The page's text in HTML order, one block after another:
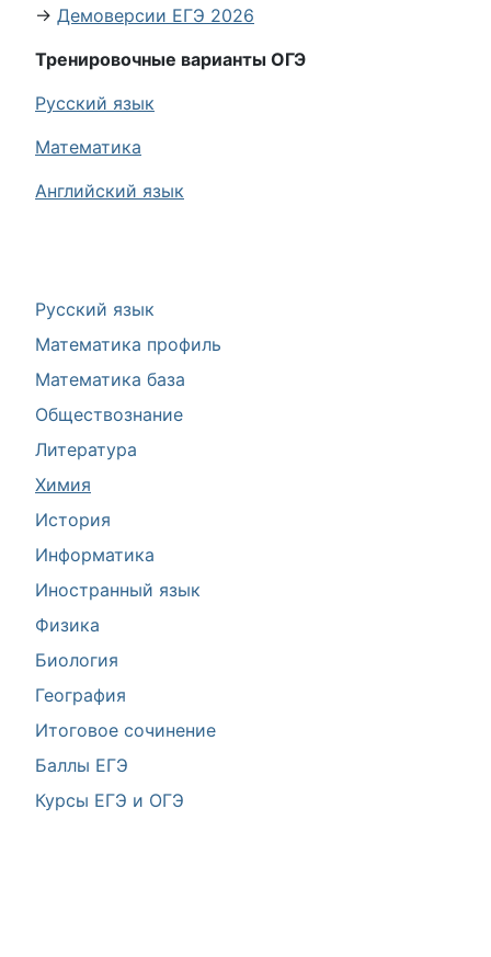
Русский язык
Математика профиль
Математика база
Обществознание
Литература
Химия
История
Информатика
Иностранный язык
Физика
Биология
География
Итоговое сочинение
Баллы ЕГЭ
Курсы ЕГЭ и ОГЭ
→ Демоверсии ЕГЭ 2026
Тренировочные варианты ОГЭ
Русский язык
Математика
Английский язык